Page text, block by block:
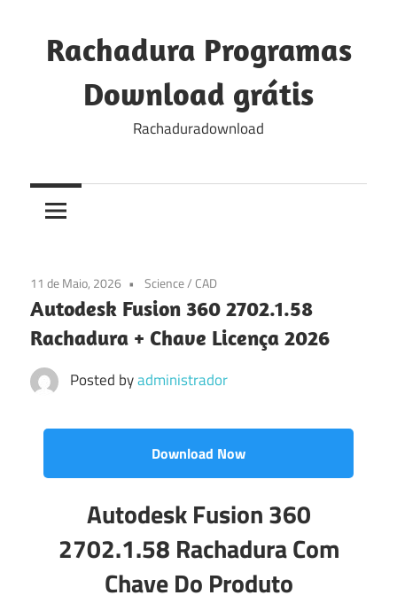
content
Rachadura Programas
Download grátis
Rachaduradownload
11 de Maio, 2026 Science / CAD
Autodesk Fusion 360 2702.1.58
Rachadura + Chave Licença 2026
Posted byadministrador
Download Now
Autodesk Fusion 360
2702.1.58 Rachadura Com
Chave Do Produto